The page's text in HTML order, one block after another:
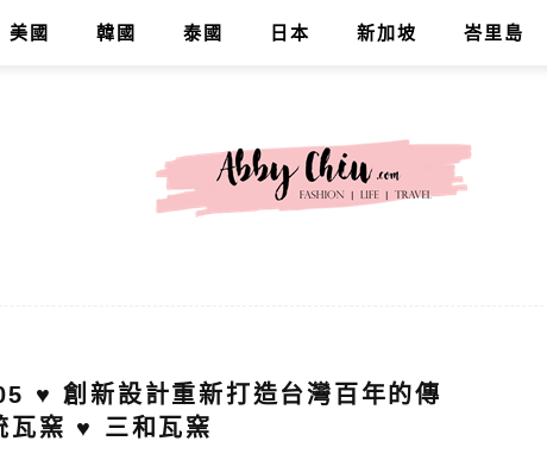
美國 韓國 泰國 日本 新加坡 峇里島
♥ 創新設計重新打造台灣百年的傳
瓦窯 ♥ 三和瓦窯